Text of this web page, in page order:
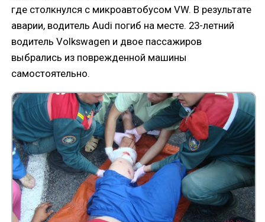
где столкнулся с микроавтобусом VW. В результате
аварии, водитель Audi погиб на месте. 23-летний
водитель Volkswagen и двое пассажиров
выбрались из поврежденной машины
самостоятельно.